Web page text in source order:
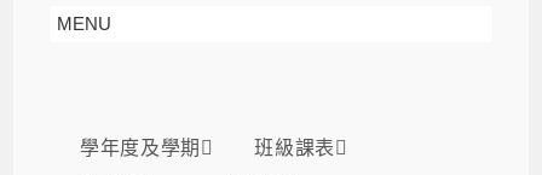
MENU
學年度及學期 班級課表